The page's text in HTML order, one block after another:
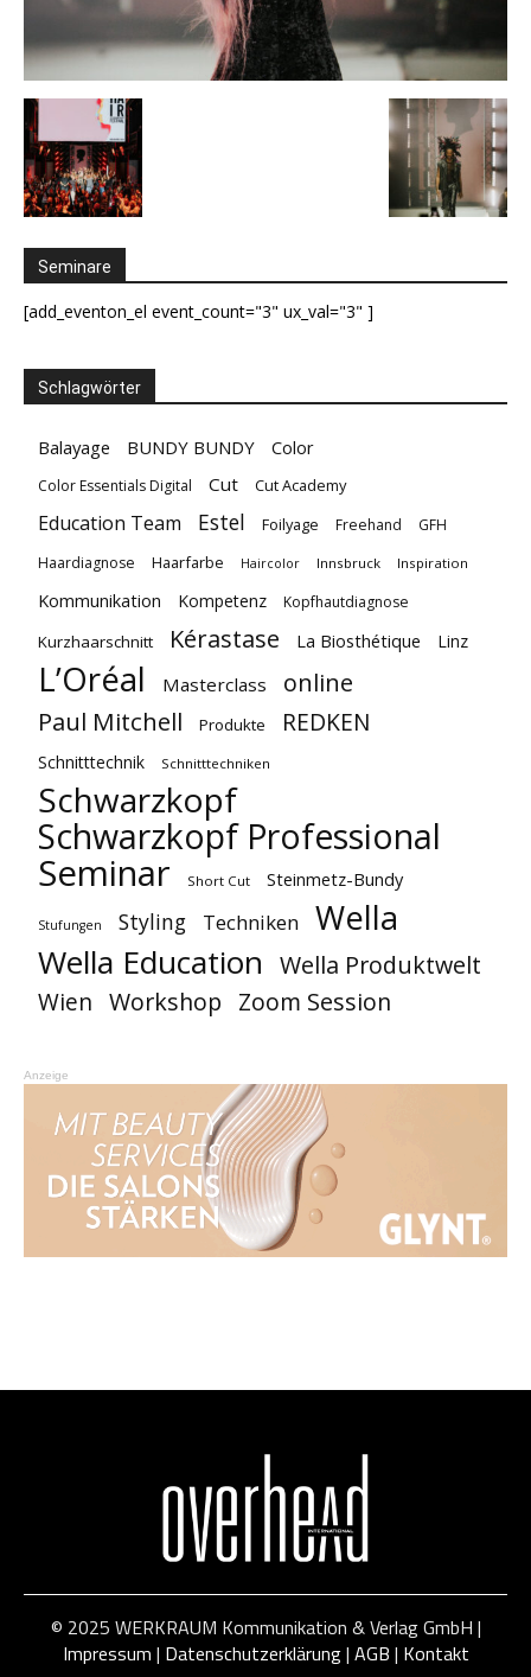
Seminare
[add_eventon_el event_count="3" ux_val="3" ]
Schlagwörter
Balayage BUNDY BUNDY Color
Color Essentials Digital Cut Cut Academy
Education Team Estel Foilyage Freehand
GFH
Haardiagnose
Haarfarbe Haircolor Innsbruck Inspiration
Kommunikation Kompetenz Kopfhautdiagnose
Kurzhaarschnitt Kérastase La Biosthétique Linz
L’Oréal Masterclass online
Paul Mitchell Produkte REDKEN
Schnitttechnik Schnitttechniken
Schwarzkopf
Schwarzkopf Professional
Seminar Short Cut Steinmetz-Bundy
Stufungen Styling Techniken Wella
Wella Education Wella Produktwelt
Wien Workshop Zoom Session
Anzeige
© 2025 WERKRAUM Kommunikation & Verlag GmbH |
Impressum | Datenschutzerklärung| AGB | Kontakt